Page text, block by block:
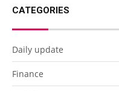
CATEGORIES
Daily update
Finance